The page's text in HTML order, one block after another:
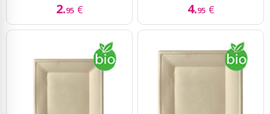
2.95 € 4.95 €